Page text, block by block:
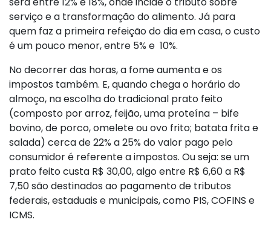
serviço e a transformação do alimento. Já para
quem faz a primeira refeição do dia em casa, o custo
é um pouco menor, entre 5% e 10%.
No decorrer das horas, a fome aumenta e os
impostos também. E, quando chega o horário do
almoço, na escolha do tradicional prato feito
(composto por arroz, feijão, uma proteína – bife
bovino, de porco, omelete ou ovo frito; batata frita e
salada) cerca de 22% a 25% do valor pago pelo
consumidor é referente a impostos. Ou seja: se um
prato feito custa R$ 30,00, algo entre R$ 6,60 a R$
7,50 são destinados ao pagamento de tributos
federais, estaduais e municipais, como PIS, COFINS e
ICMS.